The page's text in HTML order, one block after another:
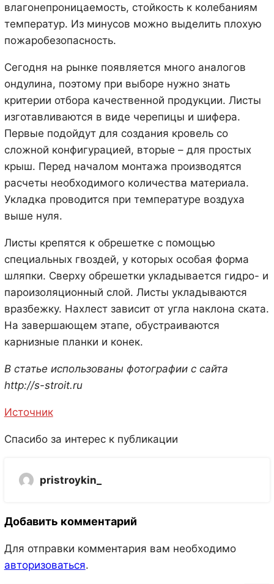
влагонепроницаемость, стойкость к колебаниям
температур. Из минусов можно выделить плохую
пожаробезопасность.
Сегодня на рынке появляется много аналогов
ондулина, поэтому при выборе нужно знать
критерии отбора качественной продукции. Листы
изготавливаются в виде черепицы и шифера.
Первые подойдут для создания кровель со
сложной конфигурацией, вторые – для простых
крыш. Перед началом монтажа производятся
расчеты необходимого количества материала.
Укладка проводится при температуре воздуха
выше нуля.
Листы крепятся к обрешетке с помощью
специальных гвоздей, у которых особая форма
шляпки. Сверху обрешетки укладывается гидро- и
пароизоляционный слой. Листы укладываются
вразбежку. Нахлест зависит от угла наклона ската.
На завершающем этапе, обустраиваются
карнизные планки и конек.
В статье использованы фотографии с сайта
http://s-stroit.ru
Источник
Спасибо за интерес к публикации
pristroykin_
Добавить комментарий
Для отправки комментария вам необходимо
авторизоваться.